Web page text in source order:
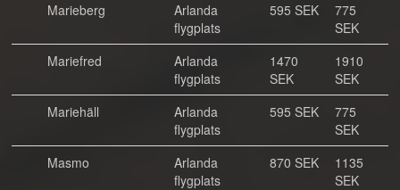
Marieberg
Arlanda
flygplats
595 SEK
775
SEK
Mariefred
Arlanda
flygplats
1470
SEK
1910
SEK
Mariehäll
Arlanda
flygplats
595 SEK
775
SEK
Masmo
Arlanda
flygplats
870 SEK
1135
SEK